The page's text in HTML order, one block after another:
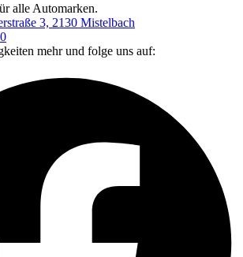
alle Automarken.
3, 2130 Mistelbach
mehr und folge uns auf: